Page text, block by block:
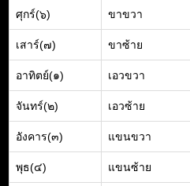
ศุกร์(๖) ขาขวา
เสาร์(๗) ขาซ้าย
อาทิตย์(๑) เอวขวา
จันทร์(๒) เอวซ้าย
อังคาร(๓) แขนขวา
พุธ(๔) แขนซ้าย